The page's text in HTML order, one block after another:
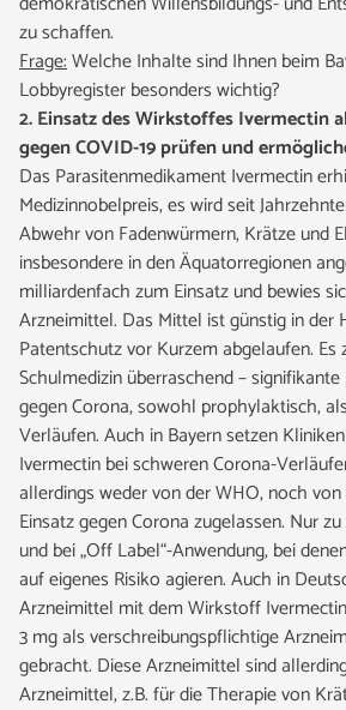
zu schaffen.
Frage:Welche Inhalte sind Ihnen beim
Lobbyregister besonders wichtig?
2. Einsatz des Wirkstoffes Ivermectin
gegen COVID-19 prüfen und
Das Parasitenmedikament Ivermectin
Medizinnobelpreis, es wird seit
Abwehr von Fadenwürmern, Krätze und
insbesondere in den Äquatorregionen
milliardenfach zum Einsatz und bewies
Arzneimittel. Das Mittel ist günstig in der
Patentschutz vor Kurzem abgelaufen. Es
Schulmedizin überraschend –
gegen Corona, sowohl prophylaktisch,
Verläufen. Auch in Bayern setzen
Ivermectin bei schweren Corona-
allerdings weder von der WHO, noch
Einsatz gegen Corona zugelassen. Nur
und bei „Off Label“-Anwendung, bei
auf eigenes Risiko agieren. Auch in
Arzneimittel mit dem Wirkstoff
3 mg als verschreibungspflichtige
gebracht. Diese Arzneimittel sind
Arzneimittel, z.B. für die Therapie von